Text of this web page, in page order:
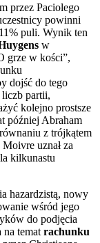
przez Paciolego
powinni
puli. Wynik ten
w
grze w kości”,
dojść do tego
partii,
kolejno prostsze
później Abraham
z trójkątem
uznał za
kilkunastu
hazardzistą, nowy
wśród jego
do podjęcia
na temat rachunku